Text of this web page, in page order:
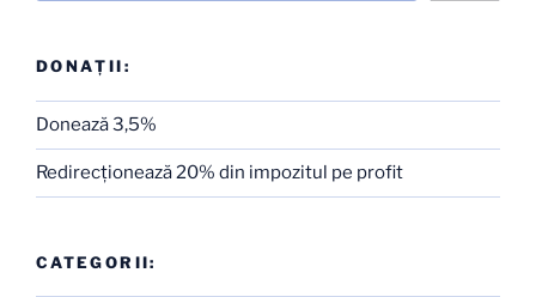
DONAȚII:
Donează 3,5%
Redirecţionează 20% din impozitul pe profit
CATEGORII: